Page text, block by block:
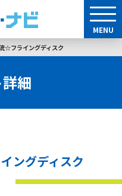
MENU
☆フライングディスク
細
ングディスク